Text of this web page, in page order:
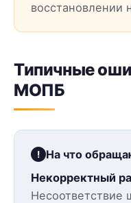
восстановлении
Типичные
МОПБ
На что
Некорректный
Несоответствие